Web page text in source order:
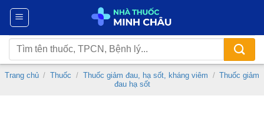
Chuyển
nội
dung
Tìm
kiếm:
Trang chủ / Thuốc / Thuốc giảm đau, hạ sốt, kháng viêm / Thuốc giảm
đau hạ sốt